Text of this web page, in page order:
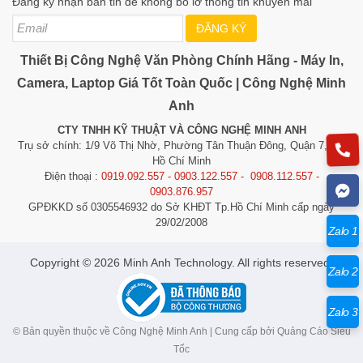
ĐĂNG KÝ
Thiết Bị Công Nghệ Văn Phòng Chính Hãng - Máy In,
Camera, Laptop Giá Tốt Toàn Quốc | Công Nghệ Minh
Anh
CTY TNHH KỸ THUẬT VÀ CÔNG NGHỆ MINH ANH
Trụ sở chính: 1/9 Võ Thị Nhờ, Phường Tân Thuận Đông, Quận 7, TP.
Hồ Chí Minh
Điện thoại : 0919.092.557 - 0903.122.557 - 0908.112.557 -
0903.876.957
GPĐKKD số 0305546932 do Sở KHĐT Tp.Hồ Chí Minh cấp ngày
29/02/2008
​​​​​​Copyright © 2026 Minh Anh Technology. All rights reserved.
© Bản quyền thuộc về Công Nghệ Minh Anh | Cung cấp bởi Quảng Cáo Siêu
Tốc
Zalo 1
Zalo 2
Zalo 3